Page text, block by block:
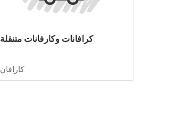
كرافانات وكارفانات متنقلة
كارافان